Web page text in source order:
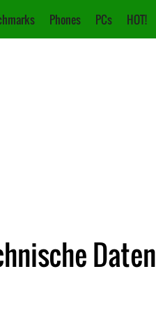
Phones PCs HOT!
Daten